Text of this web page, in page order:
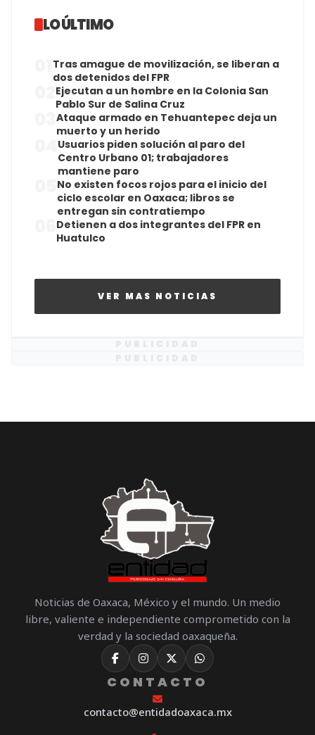
LO ÚLTIMO
Tras amague de movilización, se liberan a
dos detenidos del FPR
Ejecutan a un hombre en la Colonia San
Pablo Sur de Salina Cruz
Ataque armado en Tehuantepec deja un
muerto y un herido
Usuarios piden solución al paro del
Centro Urbano 01; trabajadores
mantiene paro
No existen focos rojos para el inicio del
ciclo escolar en Oaxaca; libros se
entregan sin contratiempo
Detienen a dos integrantes del FPR en
Huatulco
VER MAS NOTICIAS
Noticias de Oaxaca, México y el mundo. Un medio
libre, valiente e independiente comprometido con la
verdad y la sociedad oaxaqueña.
CONTACTO
contacto@entidadoaxaca.mx